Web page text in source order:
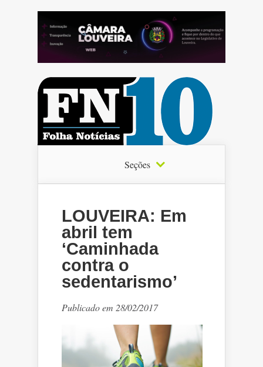
Seções
LOUVEIRA: Em
abril tem
‘Caminhada
contra o
sedentarismo’
Publicado em 28/02/2017